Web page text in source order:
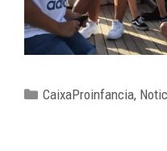
CaixaProinfancia,